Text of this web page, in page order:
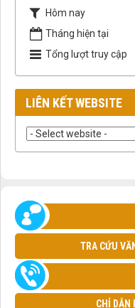
Hôm nay
Tháng hiện tại
Tổng lượt truy cập
LIÊN KẾT WEBSITE
TRA CỨU
CHỈ DẪN